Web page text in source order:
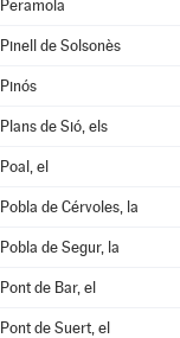
Peramola
Pinell de Solsonès
Pinós
Plans de Sió, els
Poal, el
Pobla de Cérvoles, la
Pobla de Segur, la
Pont de Bar, el
Pont de Suert, el